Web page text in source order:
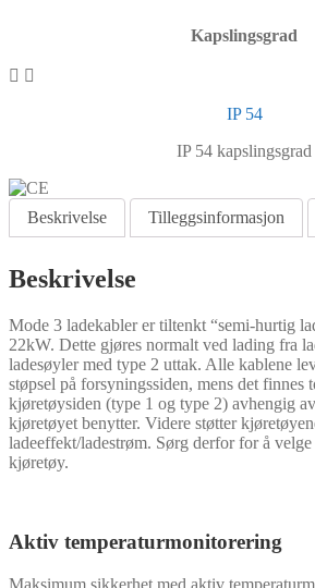
Kapslingsgrad
IP 54
IP 54 kapslingsgrad
Beskrivelse Tilleggsinformasjon
Beskrivelse
Mode 3 ladekabler er tiltenkt “semi-hurtig
22kW. Dette gjøres normalt ved lading fra
ladesøyler med type 2 uttak. Alle kablene
støpsel på forsyningssiden, mens det finnes
kjøretøysiden (type 1 og type 2) avhengig
kjøretøyet benytter. Videre støtter
ladeeffekt/ladestrøm. Sørg derfor for å
kjøretøy.
Aktiv temperaturmonitorering
Maksimum sikkerhet med aktiv